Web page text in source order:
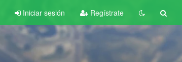
Iniciar sesión Regístrate